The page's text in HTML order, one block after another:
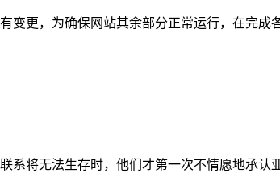
变更，为确保网站其余部分正常运行，在完
将无法生存时，他们才第一次不情愿地承认亚